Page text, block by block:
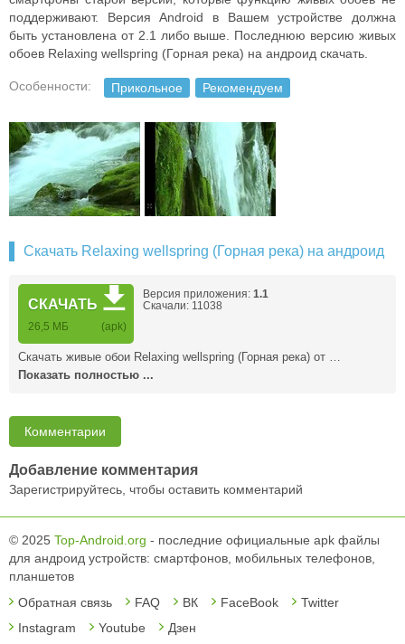
поддерживают. Версия Android в Вашем устройстве должна
быть установлена от 2.1 либо выше. Последнюю версию живых
обоев Relaxing wellspring (Горная река) на андроид скачать.
Особенности: Прикольное Рекомендуем
Скачать Relaxing wellspring (Горная река) на андроид
СКАЧАТЬ
26,5 MБ (apk)
Версия приложения: 1.1
Скачали: 11038
Скачать живые обои Relaxing wellspring (Горная река) от …
Показать полностью ...
Комментарии
Добавление комментария
Зарегистрируйтесь, чтобы оставить комментарий
© 2025 Top-Android.org - последние официальные apk файлы
для андроид устройств: смартфонов, мобильных телефонов,
планшетов
Обратная связь
FAQ ВК FaceBook
Twitter
Instagram
Youtube Дзен